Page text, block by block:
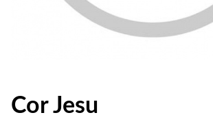
Cor Jesu